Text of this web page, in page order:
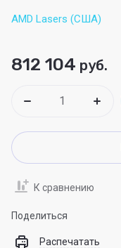
AMD Lasers (США)
812 104 руб.
К сравнению
Поделиться
Распечатать